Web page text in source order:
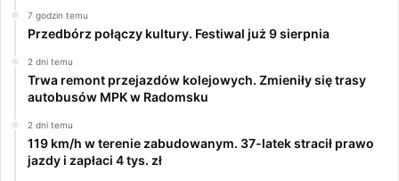
7 godzin temu
Przedbórz połączy kultury. Festiwal już 9 sierpnia
2 dni temu
Trwa remont przejazdów kolejowych. Zmieniły się trasy
autobusów MPK w Radomsku
2 dni temu
119 km/h w terenie zabudowanym. 37-latek stracił prawo
jazdy i zapłaci 4 tys. zł